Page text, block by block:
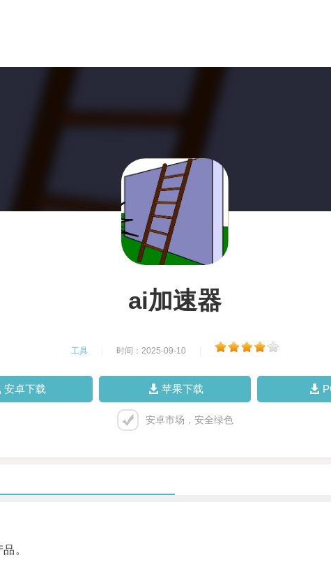
ai加速器
工具 时间：2025-09-10
安卓下载 苹果下载
安卓市场，安全绿色
。